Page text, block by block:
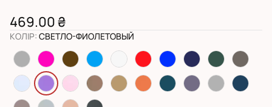
469.00 ₴
КОЛІР: СВЕТЛО-ФИОЛЕТОВЫЙ